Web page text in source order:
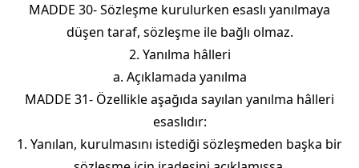
MADDE 30- Sözleşme kurulurken esaslı yanılmaya
düşen taraf, sözleşme ile bağlı olmaz.
2. Yanılma hâlleri
a. Açıklamada yanılma
MADDE 31- Özellikle aşağıda sayılan yanılma hâlleri
esaslıdır:
1. Yanılan, kurulmasını istediği sözleşmeden başka bir